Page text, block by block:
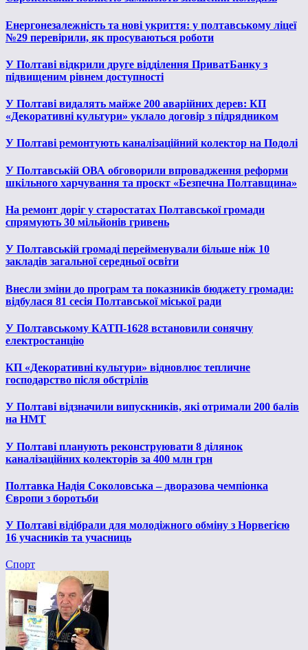
Енергонезалежність та нові укриття: у полтавському ліцеї
№29 перевірили, як просуваються роботи
У Полтаві відкрили друге відділення ПриватБанку з
підвищеним рівнем доступності
У Полтаві видалять майже 200 аварійних дерев: КП
«Декоративні культури» уклало договір з підрядником
У Полтаві ремонтують каналізаційний колектор на Подолі
У Полтавській ОВА обговорили впровадження реформи
шкільного харчування та проєкт «Безпечна Полтавщина»
На ремонт доріг у старостатах Полтавської громади
спрямують 30 мільйонів гривень
У Полтавській громаді перейменували більше ніж 10
закладів загальної середньої освіти
Внесли зміни до програм та показників бюджету громади:
відбулася 81 сесія Полтавської міської ради
У Полтавському КАТП-1628 встановили сонячну
електростанцію
КП «Декоративні культури» відновлює тепличне
господарство після обстрілів
У Полтаві відзначили випускників, які отримали 200 балів
на НМТ
У Полтаві планують реконструювати 8 ділянок
каналізаційних колекторів за 400 млн грн
Полтавка Надія Соколовська – дворазова чемпіонка
Європи з боротьби
У Полтаві відібрали для молодіжного обміну з Норвегією
16 учасників та учасниць
Спорт